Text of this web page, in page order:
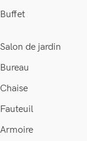
Buffet
Salon de jardin
Bureau
Chaise
Fauteuil
Armoire